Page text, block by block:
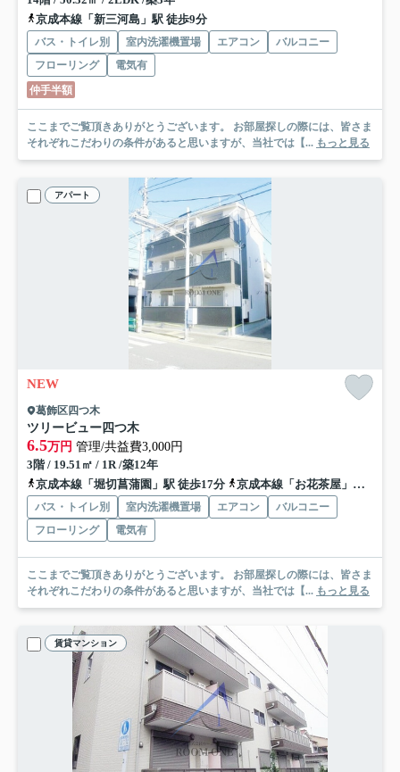
京成本線「新三河島」駅 徒歩9分
バス・トイレ別 室内洗濯機置場 エアコン
バルコニー
フローリング
電気有
仲手半額
ここまでご覧頂きありがとうございます。 お部屋探しの際には、皆さま
それぞれこだわりの条件があると思いますが、当社では【... もっと見る
アパート
NEW
葛飾区四つ木
ツリービュー四つ木
6.5万円 管理/共益費3,000円
3階 / 19.51㎡ / 1R /築12年
京成本線「堀切菖蒲園」駅 徒歩17分
京成本線「お花茶屋」駅 徒歩18分
バス・トイレ別 室内洗濯機置場 エアコン
バルコニー
フローリング
電気有
ここまでご覧頂きありがとうございます。 お部屋探しの際には、皆さま
それぞれこだわりの条件があると思いますが、当社では【... もっと見る
賃貸マンション